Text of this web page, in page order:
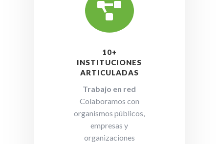

10+
INSTITUCIONES
ARTICULADAS
Trabajo en red
Colaboramos con
organismos públicos,
empresas y
organizaciones